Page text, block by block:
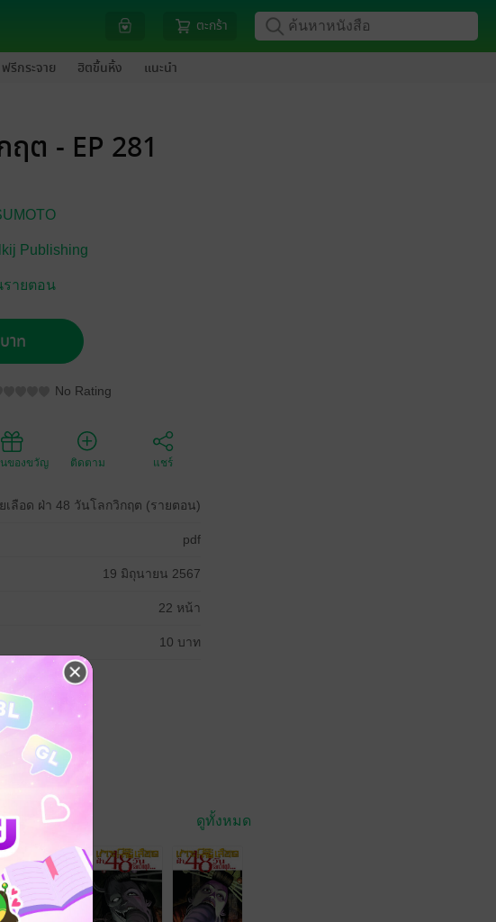
ตะกร้า
ฟรีกระจาย ฮิตขึ้นหิ้ง แนะนำ
ฤต - EP 281
Publishing
รายตอน
าท
No Rating
ของขวัญ ติดตาม แชร์
เลือด ฝ่า 48 วันโลกวิกฤต (รายตอน)
pdf
19 มิถุนายน 2567
22 หน้า
10 บาท
ดูทั้งหมด